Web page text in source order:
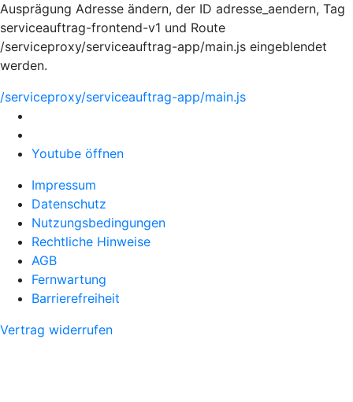
Ausprägung Adresse ändern, der ID adresse_aendern, Tag
serviceauftrag-frontend-v1 und Route
/serviceproxy/serviceauftrag-app/main.js eingeblendet
werden.
/serviceproxy/serviceauftrag-app/main.js
Youtube öffnen
Impressum
Datenschutz
Nutzungsbedingungen
Rechtliche Hinweise
AGB
Fernwartung
Barrierefreiheit
Vertrag widerrufen